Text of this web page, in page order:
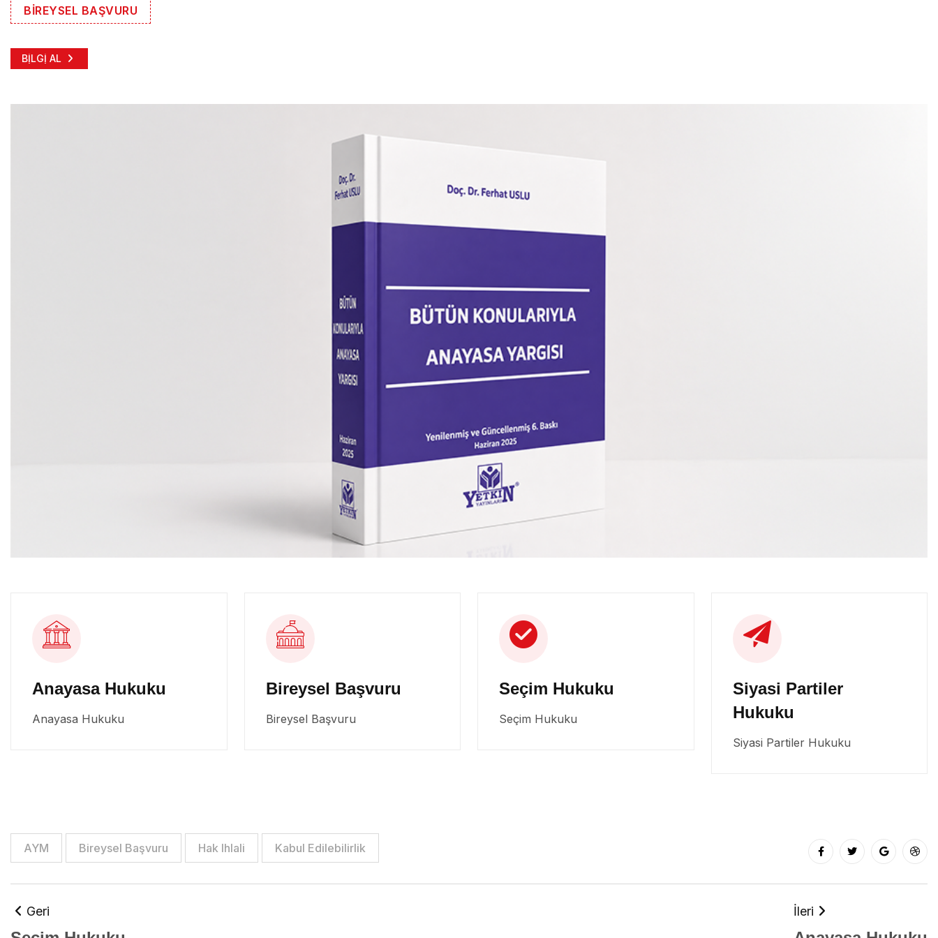
BİREYSEL BAŞVURU
BİLGİ AL
BİLGİ AL
Anayasa Hukuku
Anayasa Hukuku
Bireysel Başvuru
Bireysel Başvuru
Seçim Hukuku
Seçim Hukuku
Siyasi Partiler
Hukuku
Siyasi Partiler Hukuku
AYM Bireysel Başvuru Hak Ihlali Kabul Edilebilirlik
Geri İleri